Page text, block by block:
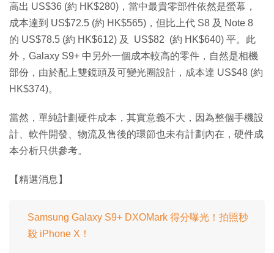
高出 US$36 (約 HK$280)，當中最貴零部件依然是螢幕，
成本達到 US$72.5 (約 HK$565)，但比上代 S8 及 Note 8
的 US$78.5 (約 HK$612) 及 US$82 (約 HK$640) 平。此
外，Galaxy S9+ 中另外一個成本較高的零件，自然是相機
部份，由於配上雙鏡頭及可變光圈設計，成本達 US$48 (約
HK$374)。
當然，單純計劃硬件成本，其實意義不大，因為整個手機設
計、軟件開發、物流及售後的環節也未有計劃內在，硬件成
本分析只供參考。
【精選消息】
Samsung Galaxy S9+ DXOMark 得分曝光！拍照秒
殺 iPhone X！